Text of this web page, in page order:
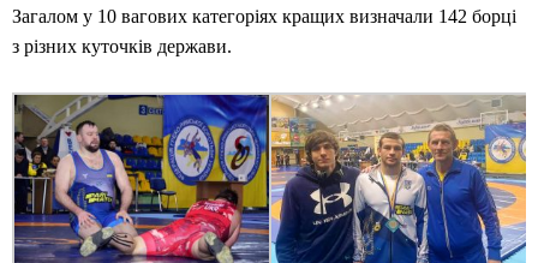
Загалом у 10 вагових категоріях кращих визначали 142 борці
з різних куточків держави.